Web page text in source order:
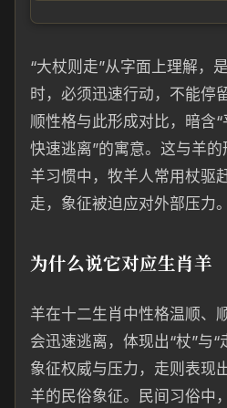
“大杖则走”从字面上理解，
时，必须迅速行动，不能停
顺性格与此形成对比，暗含
快速逃离”的寓意。这与羊
羊习惯中，牧羊人常用杖驱
走，象征被迫应对外部压力。
为什么说它对应生肖羊
羊在十二生肖中性格温顺、
会迅速逃离，体现出“杖”与
象征权威与压力，走则表现
羊的民俗象征。民间习俗中